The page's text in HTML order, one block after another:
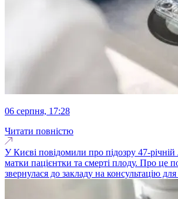
06 серпня, 17:28
Читати повністю
У Києві повідомили про підозру 47-
матки пацієнтки та смерті плоду. Про це
звернулася до закладу на консультацію